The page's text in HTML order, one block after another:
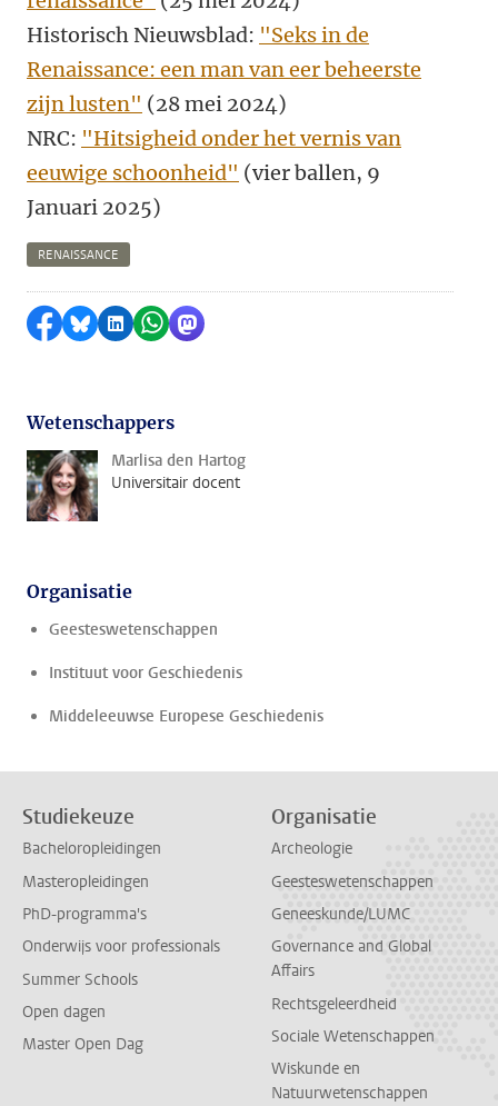
Historisch Nieuwsblad: "Seks in de
Renaissance: een man van eer beheerste
zijn lusten" (28 mei 2024)
NRC: "Hitsigheid onder het vernis van
eeuwige schoonheid" (vier ballen, 9
Januari 2025)
RENAISSANCE
Delen op Facebook
Delen via Bluesky
Delen op LinkedIn
Delen via WhatsApp
Delen via Mastodon
Wetenschappers
Marlisa den Hartog
Universitair docent
Organisatie
Geesteswetenschappen
Instituut voor Geschiedenis
Middeleeuwse Europese Geschiedenis
Studiekeuze
Bacheloropleidingen
Masteropleidingen
PhD-programma's
Onderwijs voor professionals
Summer Schools
Open dagen
Master Open Dag
Organisatie
Archeologie
Geesteswetenschappen
Geneeskunde/LUMC
Governance and Global
Affairs
Rechtsgeleerdheid
Sociale Wetenschappen
Wiskunde en
Natuurwetenschappen